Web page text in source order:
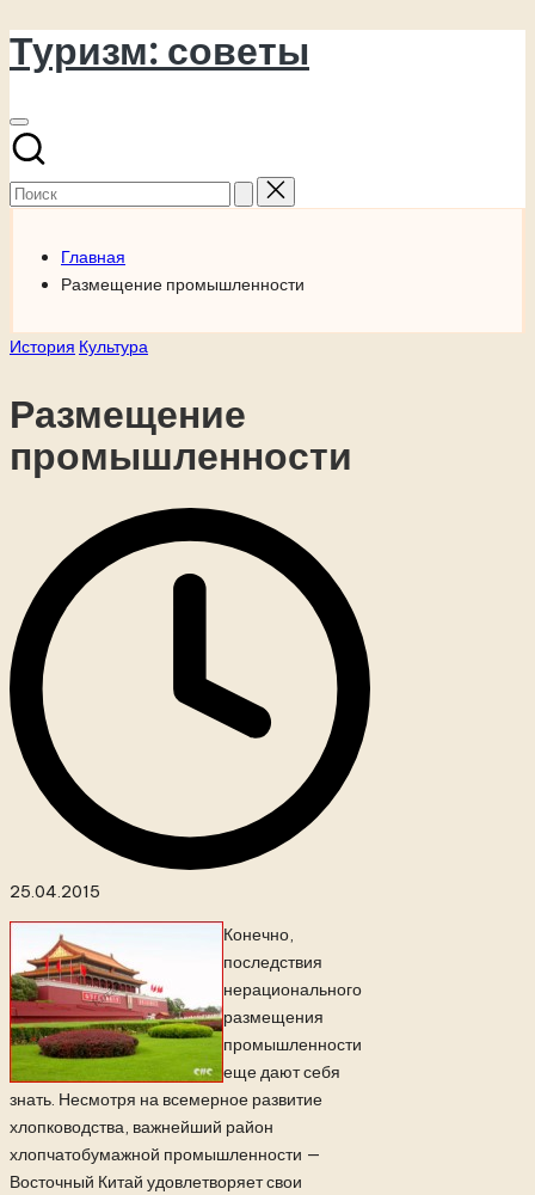
Перейти
к
Туризм: советы
Поиск
для:
Главная
Размещение промышленности
Опубликовано
История Культура
Размещение
промышленности
25.04.2015
Конечно,
последствия
нерационального
размещения
промышленности
еще дают себя
знать. Несмотря на всемерное развитие
хлопководства, важнейший район
хлопчатобумажной промышленности —
Восточный Китай удовлетворяет свои